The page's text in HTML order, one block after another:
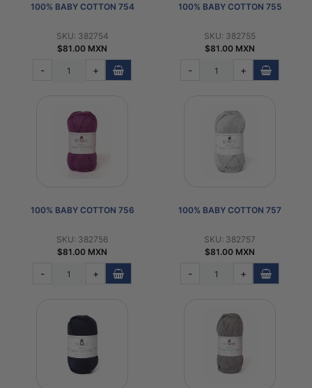
100% BABY COTTON 754
SKU: 382754
$81.00 MXN
- +
100% BABY COTTON 755
SKU: 382755
$81.00 MXN
- +
100% BABY COTTON 756
SKU: 382756
$81.00 MXN
- +
100% BABY COTTON 757
SKU: 382757
$81.00 MXN
- +